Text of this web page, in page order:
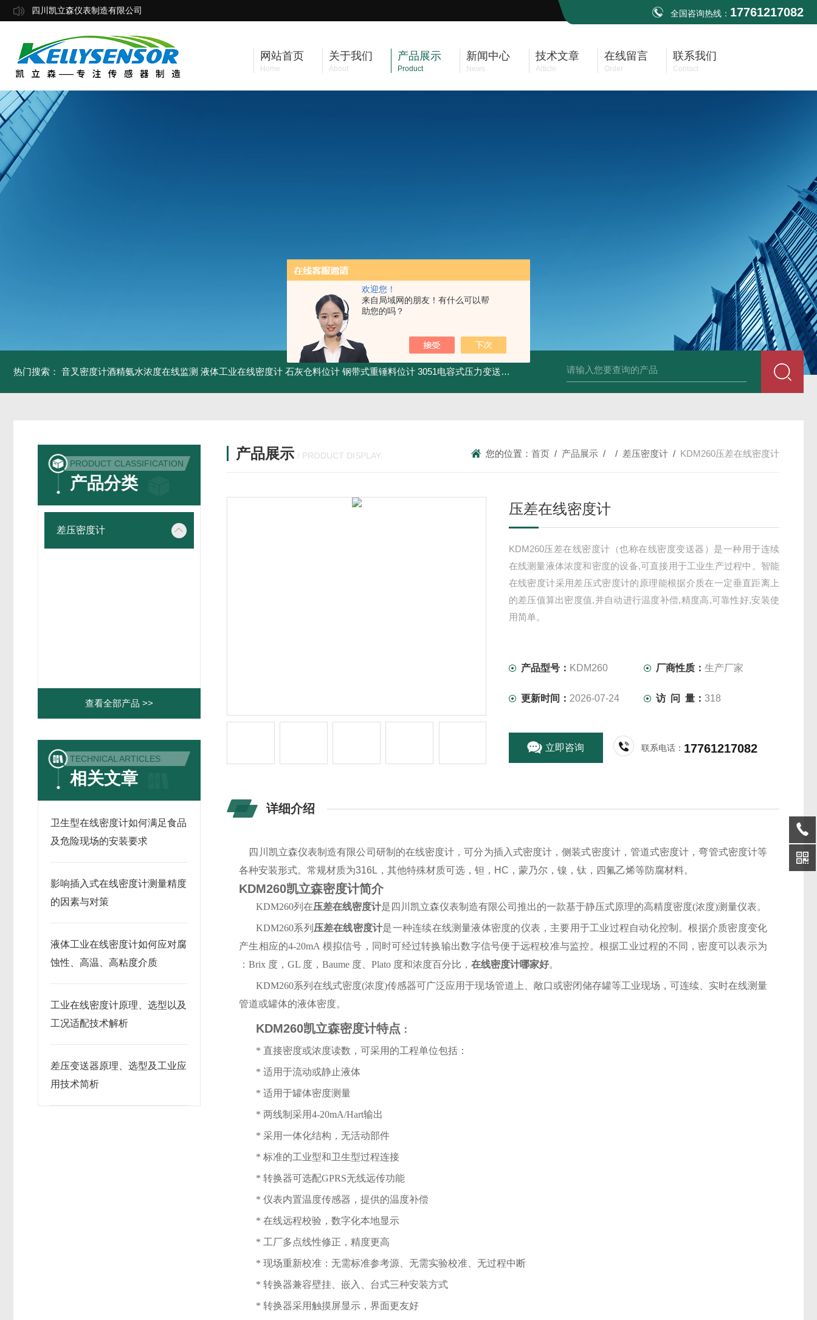
欢迎您！
来自局域网的朋友！有什么可以帮
助您的吗？
四川凯立森仪表制造有限公司 全国咨询热线： 17761217082
网站首页
Home
关于我们
About
产品展示
Product
新闻中心
News
技术文章
Article
在线留言
Order
联系我们
Contact
热门搜索： 音叉密度计酒精氨水浓度在线监测 液体工业在线密度计 石灰仓料位计 钢带式重锤料位计 3051电容式压力变送器 粉尘气体压力变送器 KDM260音叉密度计 kdm280罗斯蒙特密度计
PRODUCT CLASSIFICATION
产品分类
差压密度计
查看全部产品 >>
TECHNICAL ARTICLES
相关文章
卫生型在线密度计如何满足食品
及危险现场的安装要求
影响插入式在线密度计测量精度
的因素与对策
液体工业在线密度计如何应对腐
蚀性、高温、高粘度介质
工业在线密度计原理、选型以及
工况适配技术解析
差压变送器原理、选型及工业应
用技术简析
产品展示 / PRODUCT DISPLAY 您的位置： 首页 / 产品展示 / / 差压密度计 / KDM260压差在线密度计
压差在线密度计
KDM260压差在线密度计（也称在线密度变送器）是一种用于连续
在线测量液体浓度和密度的设备,可直接用于工业生产过程中。智能
在线密度计采用差压式密度计的原理能根据介质在一定垂直距离上
的差压值算出密度值,并自动进行温度补偿,精度高,可靠性好,安装使
用简单。
产品型号： KDM260 厂商性质：生产厂家
更新时间： 2026-07-24 访 问 量：318
立即咨询 联系电话： 17761217082
详细介绍
四川凯立森仪表制造有限公司研制的在线密度计，可分为插入式密度计，侧装式密度计，管道式密度计，弯管式密度计等
各种安装形式。常规材质为316L，其他特殊材质可选，钽，HC，蒙乃尔，镍，钛，四氟乙烯等防腐材料。
KDM260凯立森密度计简介
KDM260列在压差在线密度计是 四川凯立森仪表制造有限公司推出的一款基于静压式原理的高精度密度(浓度)测量仪表。
KDM260系列 压差在线密度计是一种连续在线测量液体密度的仪表，主要用于工业过程自动化控制。根据介质密度变化
产生相应的4-20mA 模拟信号，同时可经过转换输出数字信号便于远程校准与监控。根据工业过程的不同，密度可以表示为
：Brix 度，GL 度，Baume 度、Plato 度和浓度百分比，在线密度计哪家好。
KDM260系列在线式密度(浓度)传感器可广泛应用于现场管道上、敞口或密闭储存罐等工业现场，可连续、实时在线测量
管道或罐体的液体密度。
KDM260凯立森密度计特点 ：
* 直接密度或浓度读数，可采用的工程单位包括：
* 适用于流动或静止液体
* 适用于罐体密度测量
* 两线制采用4-20mA/Hart输出
* 采用一体化结构，无活动部件
* 标准的工业型和卫生型过程连接
* 转换器可选配GPRS无线远传功能
* 仪表内置温度传感器，提供的温度补偿
* 在线远程校验，数字化本地显示
* 工厂多点线性修正，精度更高
* 现场重新校准：无需标准参考源、无需实验校准、无过程中断
* 转换器兼容壁挂、嵌入、台式三种安装方式
* 转换器采用触摸屏显示，界面更友好